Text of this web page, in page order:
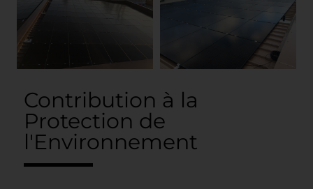
Contribution à la
Protection de
l'Environnement